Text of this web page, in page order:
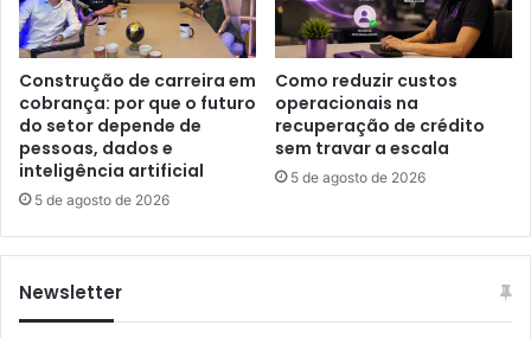
Construção de carreira em
cobrança: por que o futuro
do setor depende de
pessoas, dados e
inteligência artificial
5 de agosto de 2026
Como reduzir custos
operacionais na
recuperação de crédito
sem travar a escala
5 de agosto de 2026
Newsletter